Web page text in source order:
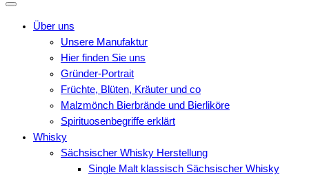
n
Über uns
Unsere Manufaktur
Hier finden Sie uns
Gründer-Portrait
Früchte, Blüten, Kräuter und co
Malzmönch Bierbrände und Bierliköre
Spirituosenbegriffe erklärt
Whisky
Sächsischer Whisky Herstellung
Single Malt klassisch Sächsischer Whisky